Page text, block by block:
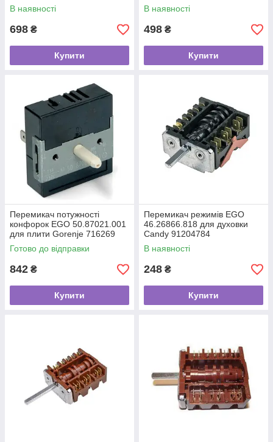
В наявності
698 ₴
Купити
В наявності
498 ₴
Купити
Перемикач потужності
конфорок EGO 50.87021.001
для плити Gorenje 716269
Готово до відправки
842 ₴
Купити
Перемикач режимів EGO
46.26866.818 для духовки
Candy 91204784
В наявності
248 ₴
Купити